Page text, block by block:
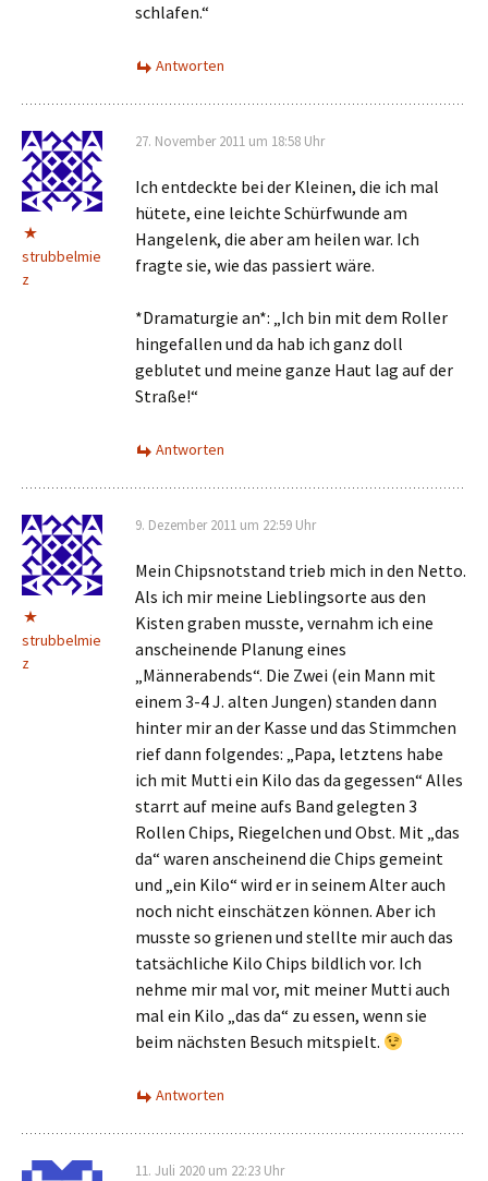
schlafen.“
Antworten
strubbelmie
z
27. November 2011 um 18:58 Uhr
Ich entdeckte bei der Kleinen, die ich mal
hütete, eine leichte Schürfwunde am
Hangelenk, die aber am heilen war. Ich
fragte sie, wie das passiert wäre.
*Dramaturgie an*: „Ich bin mit dem Roller
hingefallen und da hab ich ganz doll
geblutet und meine ganze Haut lag auf der
Straße!“
Antworten
strubbelmie
z
9. Dezember 2011 um 22:59 Uhr
Mein Chipsnotstand trieb mich in den Netto.
Als ich mir meine Lieblingsorte aus den
Kisten graben musste, vernahm ich eine
anscheinende Planung eines
„Männerabends“. Die Zwei (ein Mann mit
einem 3-4 J. alten Jungen) standen dann
hinter mir an der Kasse und das Stimmchen
rief dann folgendes: „Papa, letztens habe
ich mit Mutti ein Kilo das da gegessen“ Alles
starrt auf meine aufs Band gelegten 3
Rollen Chips, Riegelchen und Obst. Mit „das
da“ waren anscheinend die Chips gemeint
und „ein Kilo“ wird er in seinem Alter auch
noch nicht einschätzen können. Aber ich
musste so grienen und stellte mir auch das
tatsächliche Kilo Chips bildlich vor. Ich
nehme mir mal vor, mit meiner Mutti auch
mal ein Kilo „das da“ zu essen, wenn sie
beim nächsten Besuch mitspielt.
Antworten
11. Juli 2020 um 22:23 Uhr